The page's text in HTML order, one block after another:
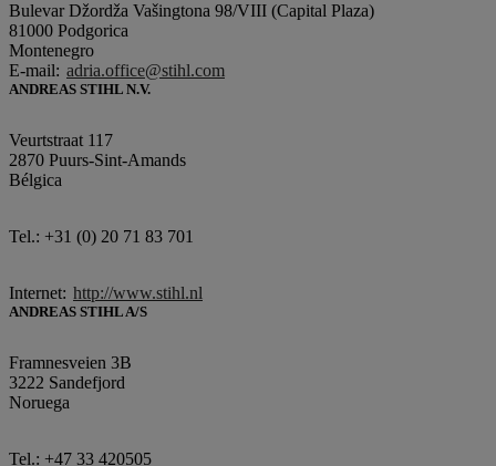
Bulevar Džordža Vašingtona 98/VIII (Capital Plaza)
81000 Podgorica
Montenegro
E-mail: adria.office@stihl.com
ANDREAS STIHL N.V.
Veurtstraat 117
2870 Puurs-Sint-Amands
Bélgica
Tel.: +31 (0) 20 71 83 701
Internet: http://www.stihl.nl
ANDREAS STIHL A/S
Framnesveien 3B
3222 Sandefjord
Noruega
Tel.: +47 33 420505